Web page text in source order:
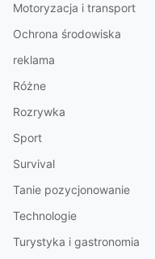
Motoryzacja i transport
Ochrona środowiska
reklama
Różne
Rozrywka
Sport
Survival
Tanie pozycjonowanie
Technologie
Turystyka i gastronomia